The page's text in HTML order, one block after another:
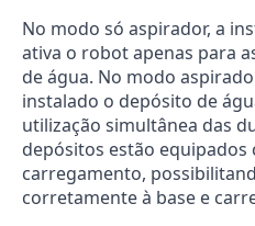
No modo só aspirador, a
ativa o robot apenas para
de água. No modo
instalado o depósito de
utilização simultânea das
depósitos estão equipados
carregamento,
corretamente à base e